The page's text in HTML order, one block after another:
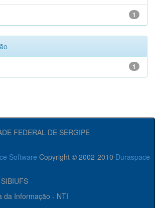
1
1
FEDERAL DE SERGIPE
Software Copyright © 2002-2010 Duraspace
da Informação - NTI